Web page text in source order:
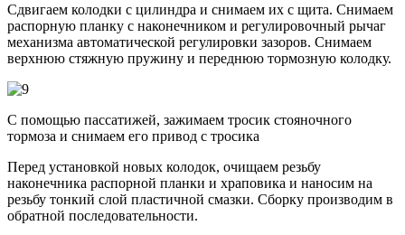
Сдвигаем колодки с цилиндра и снимаем их с щита. Снимаем
распорную планку с наконечником и регулировочный рычаг
механизма автоматической регулировки зазоров. Снимаем
верхнюю стяжную пружину и переднюю тормозную колодку.
С помощью пассатижей, зажимаем тросик стояночного
тормоза и снимаем его привод с тросика
Перед установкой новых колодок, очищаем резьбу
наконечника распорной планки и храповика и наносим на
резьбу тонкий слой пластичной смазки. Сборку производим в
обратной последовательности.